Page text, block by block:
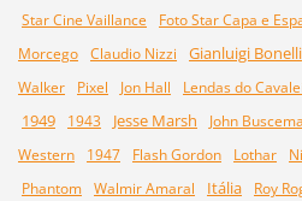
Star Cine Vaillance
Foto Star Capa e
Morcego Claudio Nizzi Gianluigi Bonelli
Walker
Pixel Jon Hall Lendas do
1949
1943 Jesse Marsh John Buscema
Western
1947 Flash Gordon Lothar
Phantom Walmir Amaral Itália Roy